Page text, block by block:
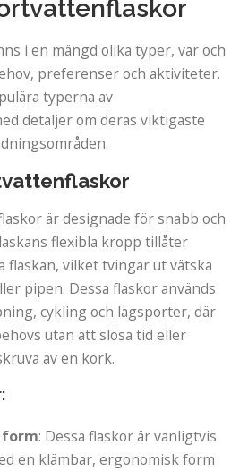
i en mängd olika typer, var och
preferenser och aktiviteter.
typerna av
detaljer om deras viktigaste
är designade för snabb och
flexibla kropp tillåter
flaskan, vilket tvingar ut vätska
pipen. Dessa flaskor används
cykling och lagsporter, där
utan att slösa tid eller
av en kork.
form: Dessa flaskor är vanligtvis
en klämbar, ergonomisk form